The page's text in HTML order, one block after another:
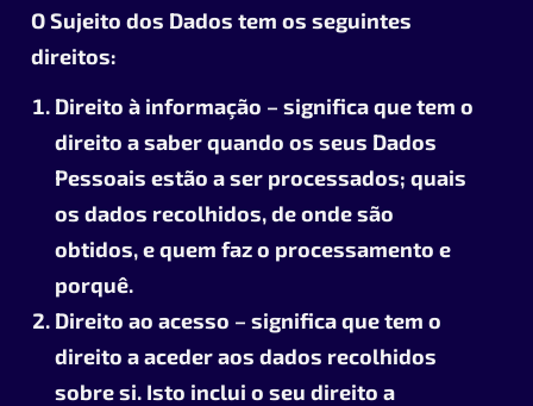
O Sujeito dos Dados tem os seguintes
direitos:
Direito à informação – significa que tem o
direito a saber quando os seus Dados
Pessoais estão a ser processados; quais
os dados recolhidos, de onde são
obtidos, e quem faz o processamento e
porquê.
Direito ao acesso – significa que tem o
direito a aceder aos dados recolhidos
sobre si. Isto inclui o seu direito a